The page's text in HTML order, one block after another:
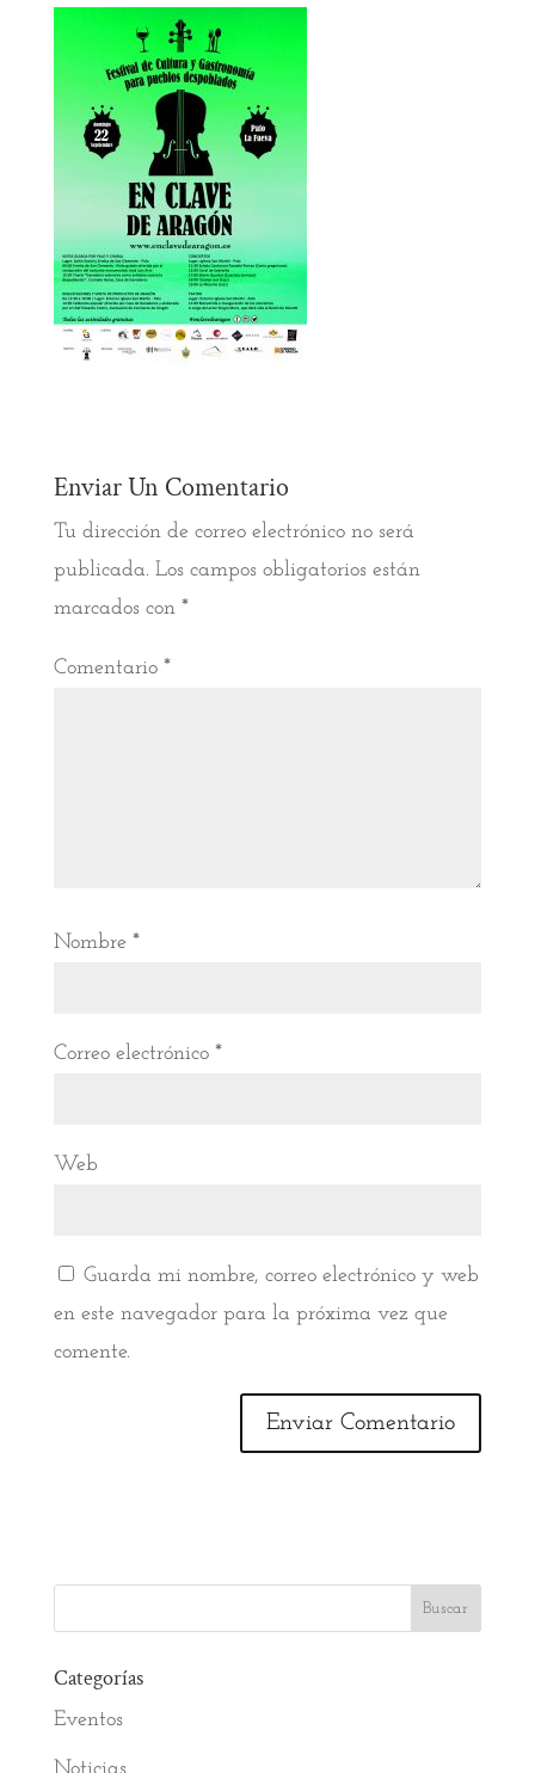
Enviar Un Comentario
Tu dirección de correo electrónico no será
publicada. Los campos obligatorios están
marcados con *
Comentario *
Nombre *
Correo electrónico *
Web
Guarda mi nombre, correo electrónico y web
en este navegador para la próxima vez que
comente.
Categorías
Eventos